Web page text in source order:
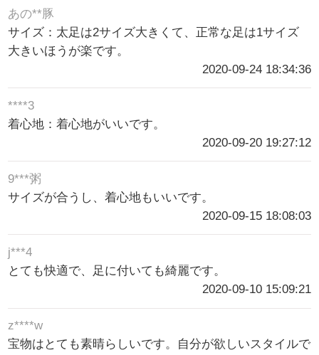
あの**豚
サイズ：太足は2サイズ大きくて、正常な足は1サイズ
大きいほうが楽です。
2020-09-24 18:34:36
****3
着心地：着心地がいいです。
2020-09-20 19:27:12
9***粥
サイズが合うし、着心地もいいです。
2020-09-15 18:08:03
j***4
とても快適で、足に付いても綺麗です。
2020-09-10 15:09:21
z****w
宝物はとても素晴らしいです。自分が欲しいスタイルで